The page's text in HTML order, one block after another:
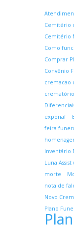
Cemitério
Cemitério
Como
Comprar
Convênio
cremacao
exponaf
feira
Inventário
Luna
morte
nota de
Novo
Plano